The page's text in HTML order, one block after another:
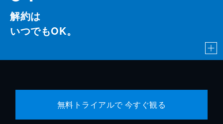
解約は
いつでもOK。
無料トライアルで 今すぐ観る